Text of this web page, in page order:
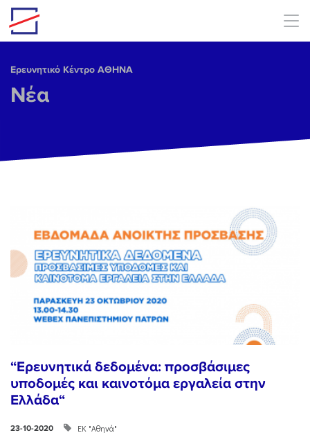
Skip to main content
Ερευνητικό Κέντρο ΑΘΗΝΑ
Νέα
“Ερευνητικά δεδομένα: προσβάσιμες
υποδομές και καινοτόμα εργαλεία στην
Ελλάδα“
23-10-2020 ΕΚ "Αθηνά"